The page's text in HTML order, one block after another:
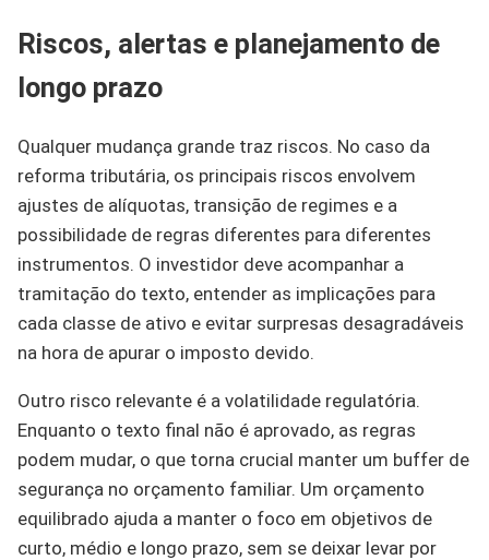
Riscos, alertas e planejamento de
longo prazo
Qualquer mudança grande traz riscos. No caso da
reforma tributária, os principais riscos envolvem
ajustes de alíquotas, transição de regimes e a
possibilidade de regras diferentes para diferentes
instrumentos. O investidor deve acompanhar a
tramitação do texto, entender as implicações para
cada classe de ativo e evitar surpresas desagradáveis
na hora de apurar o imposto devido.
Outro risco relevante é a volatilidade regulatória.
Enquanto o texto final não é aprovado, as regras
podem mudar, o que torna crucial manter um buffer de
segurança no orçamento familiar. Um orçamento
equilibrado ajuda a manter o foco em objetivos de
curto, médio e longo prazo, sem se deixar levar por